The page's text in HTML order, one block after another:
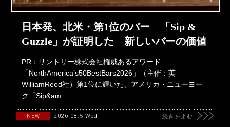
日本発、北米・第1位のバー 「Sip &
Guzzle」が証明した 新しいバーの価値
PR：サントリー株式会社権威あるアワード
「NorthAmerica’s50BestBars2026」（主催：英
WilliamReed社）第1位に輝いた、アメリカ・ニューヨー
ク「Sip&am
NEW 2026.08.5 Wed 続きをよむ